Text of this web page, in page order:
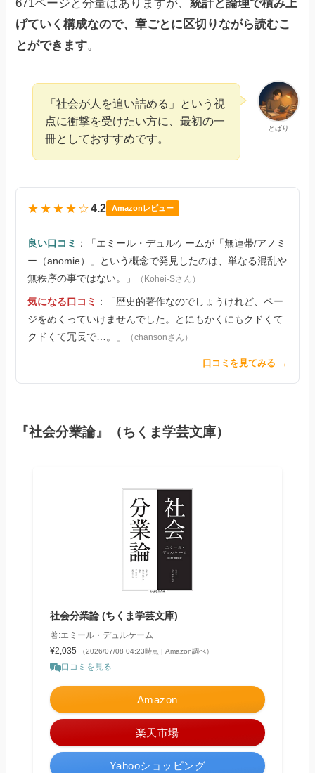
671ページと分量はありますが、統計と論理で積み上
げていく構成なので、章ごとに区切りながら読むこ
とができます。
とばり
「社会が人を追い詰める」という視
点に衝撃を受けたい方に、最初の一
冊としておすすめです。
★★★★☆4.2 Amazonレビュー
良い口コミ
：「エミール・デュルケームが「無連帯/アノミ
ー（anomie）」という概念で発見したのは、単なる混乱や
無秩序の事ではない。」
（Kohei-Sさん）
気になる口コミ
：「歴史的著作なのでしょうけれど、ペー
ジをめくっていけませんでした。とにもかくにもクドくて
クドくて冗長で…。」
（chansonさん）
口コミを見てみる →
『社会分業論』（ちくま学芸文庫）
社会分業論 (ちくま学芸文庫)
著:エミール・デュルケーム
¥2,035
（2026/07/08 04:23時点 | Amazon調べ）
口コミを見る
Amazon
楽天市場
Yahooショッピング